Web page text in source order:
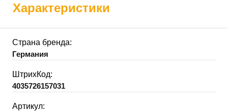
Характеристики
Страна бренда:
Германия
ШтрихКод:
4035726157031
Артикул: